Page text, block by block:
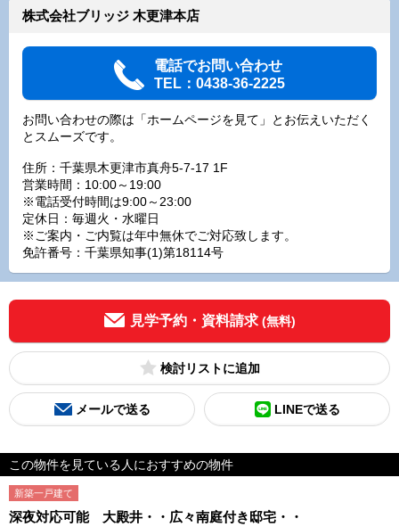
株式会社ブリッジ 木更津本店
電話でお問い合わせ
TEL：0438-36-2225
お問い合わせの際は「ホームページを見て」とお伝えいただく
とスムーズです。
住所：千葉県木更津市真舟5-7-17 1F
営業時間：10:00～19:00
※電話受付時間は9:00～23:00
定休日：毎週火・水曜日
※ご案内・ご内覧は年中無休でご対応致します。
免許番号：千葉県知事(1)第18114号
見学予約・資料請求 (無料)
検討リスト
メールで送る LINEで送る
この物件を見ている人におすすめの物件
新築一戸建て
深夜対応可能 大殿井・・広々南庭付き邸宅・・